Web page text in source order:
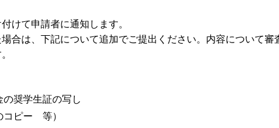
けて申請者に通知します。
合は、下記について追加でご提出ください。内容について審
の奨学生証の写し
コピー 等）